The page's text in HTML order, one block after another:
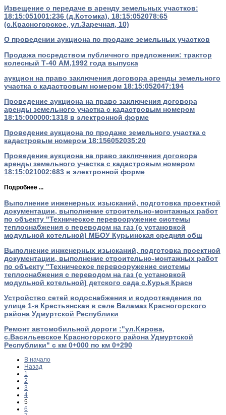
Извещение о передаче в аренду земельных участков:
18:15:051001:236 (д.Котомка), 18:15:052078:65
(с.Красногорское, ул.Заречная, 10)
О проведении аукциона по продаже земельных участков
Продажа посредством публичного предложения: трактор
колесный Т-40 АМ,1992 года выпуска
аукцион на право заключения договора аренды земельного
участка с кадастровым номером 18:15:052047:194
Проведение аукциона на право заключения договора
аренды земельного участка с кадастровым номером
18:15:000000:1318 в электронной форме
Проведение аукциона по продаже земельного участка с
кадастровым номером 18:156052035:20
Проведение аукциона на право заключения договора
аренды земельного участка с кадастровым номером
18:15:021002:683 в электронной форме
Подробнее ...
Выполнение инженерных изысканий, подготовка проектной
документации, выполнение строительно-монтажных работ
по объекту "Техническое перевооружение системы
теплоснабжения с переводом на газ (с установкой
модульной котельной) МБОУ Курьинская средняя общ
Выполнение инженерных изысканий, подготовка проектной
документации, выполнение строительно-монтажных работ
по объекту "Техническое перевооружение системы
теплоснабжения с переводом на газ (с установкой
модульной котельной) детского сада с.Курья Красн
Устройство сетей водоснабжения и водоотведения по
улице 1-я Крестьянская в селе Валамаз Красногорского
района Удмуртской Республики
Ремонт автомобильной дороги :"ул.Кирова,
с.Васильевское Красногорского района Удмуртской
Республики" с км 0+000 по км 0+290
В начало
Назад
1
2
3
4
5
6